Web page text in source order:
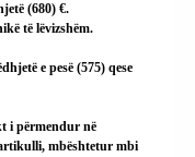
(680) €.
të lëvizshëm.
e pesë (575) qese
i përmendur në
mbështetur mbi